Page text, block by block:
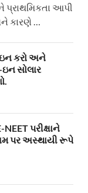
પ્રાથમિકતા આપી
કારણે …
કરો અને
સોલાર
પરીક્ષાને
પર અસ્થાયી રૂપે